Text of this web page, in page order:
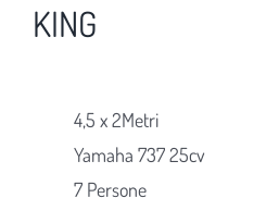
KING
4,5 x 2Metri
Yamaha 737 25cv
7 Persone